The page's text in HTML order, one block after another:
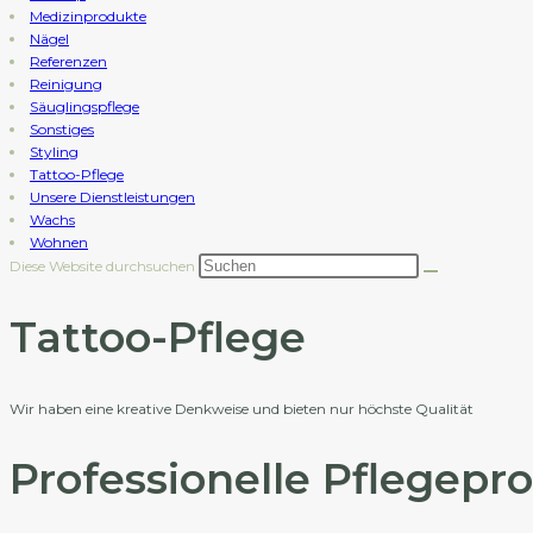
Medizinprodukte
Nägel
Referenzen
Reinigung
Säuglingspflege
Sonstiges
Styling
Tattoo-Pflege
Unsere Dienstleistungen
Wachs
Wohnen
Diese Website durchsuchen
Tattoo-Pflege
Wir haben eine kreative Denkweise und bieten nur höchste Qualität
Professionelle